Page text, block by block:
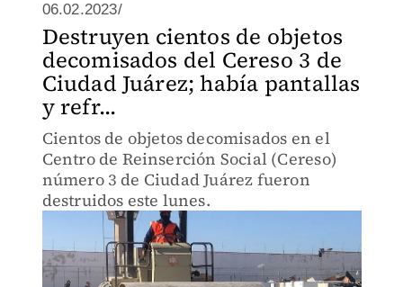
06.02.2023/
Destruyen cientos de objetos
decomisados del Cereso 3 de
Ciudad Juárez; había pantallas
y refr...
Cientos de objetos decomisados en el
Centro de Reinserción Social (Cereso)
número 3 de Ciudad Juárez fueron
destruidos este lunes.